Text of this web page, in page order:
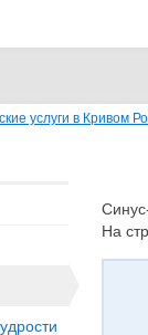
услуги в Кривом
На